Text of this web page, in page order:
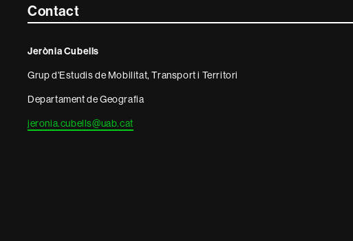
Contacte
informació
legal
Contact
Jerònia Cubells
Grup d'Estudis de Mobilitat, Transport i Territori
Departament de Geografia
jeronia.cubells@uab.cat